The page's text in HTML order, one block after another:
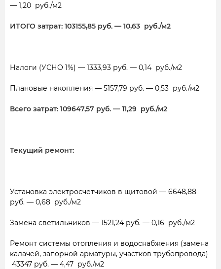
— 1,20 руб./м2
ИТОГО затрат: 103155,85 руб. — 10,63 руб./м2
Налоги (УСНО 1%) — 1333,93 руб. — 0,14 руб./м2
Плановые накопления — 5157,79 руб. — 0,53 руб./м2
Всего затрат: 109647,57 руб. — 11,29 руб./м2
Текущий ремонт:
Установка электросчетчиков в щитовой — 6648,88
руб. — 0,68 руб./м2
Замена светильников — 1521,24 руб. — 0,16 руб./м2
Ремонт системы отопления и водоснабжения (замена
калачей, запорной арматуры, участков трубопровода)
43347 руб. — 4,47 руб./м2